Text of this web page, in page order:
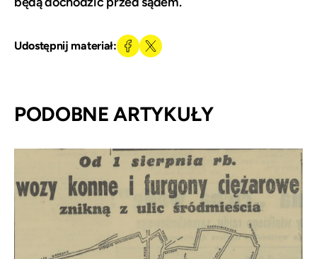
Udostępnij materiał:
PODOBNE ARTYKUŁY